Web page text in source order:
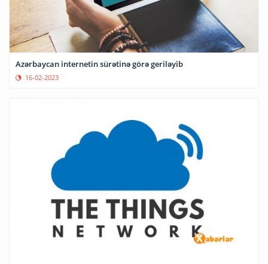
Azərbaycan internetin sürətinə görə geriləyib
16-02-2023